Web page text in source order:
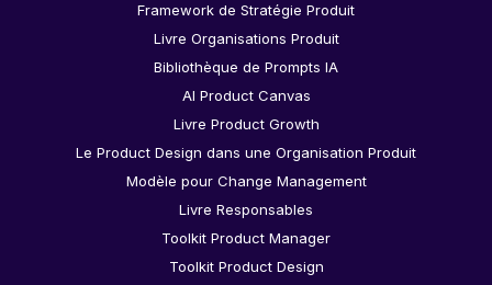
Framework de Stratégie Produit
Livre Organisations Produit
Bibliothèque de Prompts IA
AI Product Canvas
Livre Product Growth
Le Product Design dans une Organisation Produit
Modèle pour Change Management
Livre Responsables
Toolkit Product Manager
Toolkit Product Design